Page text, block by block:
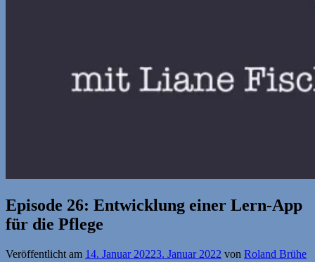
Episode 26: Entwicklung einer Lern-App
für die Pflege
Veröffentlicht am 14. Januar 20223. Januar 2022 von Roland Brühe